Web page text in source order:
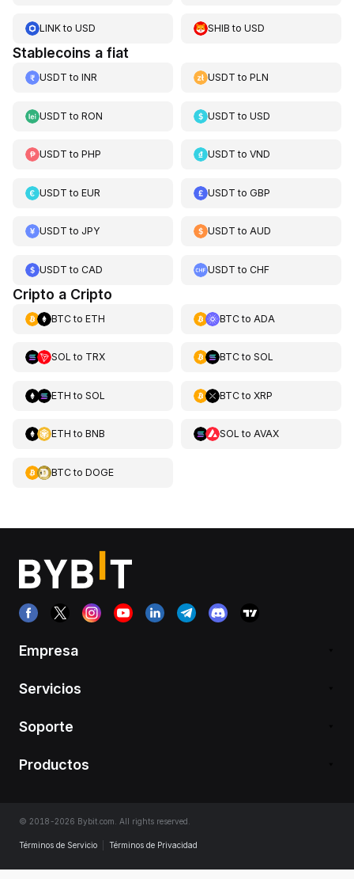
LINKto USD SHIB toUSD
Stablecoins a fiat
USDT to INR USDT toPLN
USDT to RON USDT toUSD
USDT to PHP USDT toVND
USDT to EUR USDT toGBP
USDT to JPY USDT toAUD
USDT to CAD USDT toCHF
Cripto a Cripto
BTCto ETH BTCto ADA
SOL to TRX BTCto SOL
ETH to SOL BTCto XRP
ETH to BNB SOL to AVAX
BTCto DOGE
Empresa
Servicios
Soporte
Productos
© 2018-2026 Bybit.com. All rights reserved.
Términos de Servicio Términos de Privacidad